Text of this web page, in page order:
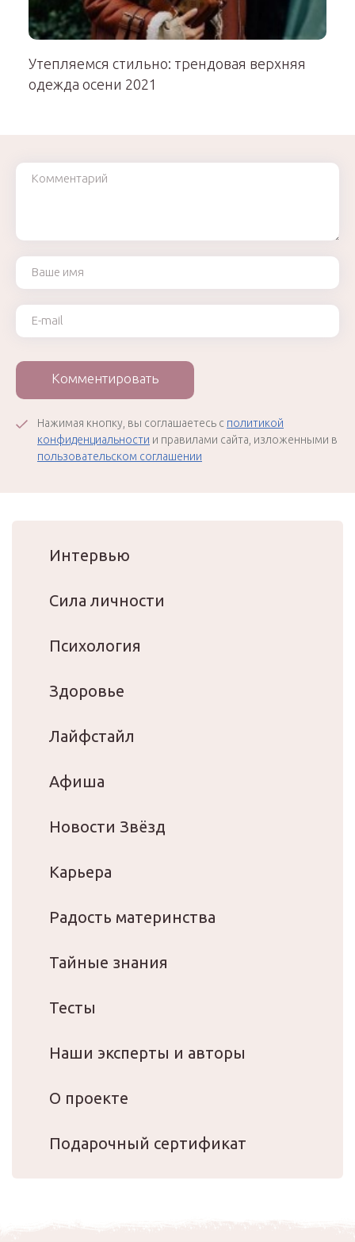
Утепляемся стильно: трендовая верхняя
одежда осени 2021
Комментарий
Ваше имя
Ваш e-mail
Комментировать
Нажимая кнопку, вы соглашаетесь с политикой
конфиденциальности и правилами сайта, изложенными в
пользовательском соглашении
Интервью
Сила личности
Психология
Здоровье
Лайфстайл
Афиша
Новости Звёзд
Карьера
Радость материнства
Тайные знания
Тесты
Наши эксперты и авторы
О проекте
Подарочный сертификат